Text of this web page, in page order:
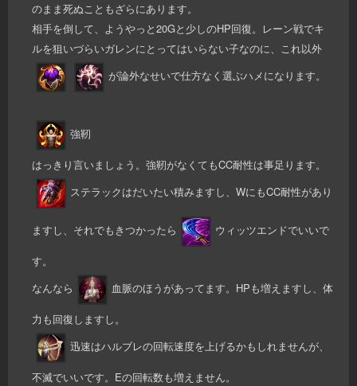
のまま死ぬこともざらにあります。
相手を倒して、ようやっと20Gと少しのHP回復。レーン戦でキ
ルを狙いづらいガレンにとってはいらない子なのに、これ以外
が論外なせいで仕方なく選ぶハメになります。
強靭
はっきり言いましょう。強靭がなくてもCC耐性は事足ります。
ステラックはだいたい積みますし、WにもCC耐性があり
ますし、それでもきつかったら ウィッツエンドでいいで
す。
なんなら
血脈のほうがあってます。HPも増えますし、体
力も回復しますし。
迅速はハルブレの回転速度を上げるかもしれませんが、
不滅でいいです。Eの回転数も増えません。